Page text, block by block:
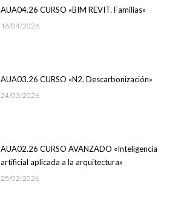
AUA04.26 CURSO «BIM REVIT. Familias»
16/04/2026
AUA03.26 CURSO «N2. Descarbonización»
24/03/2026
AUA02.26 CURSO AVANZADO «Inteligencia
artificial aplicada a la arquitectura»
25/02/2026